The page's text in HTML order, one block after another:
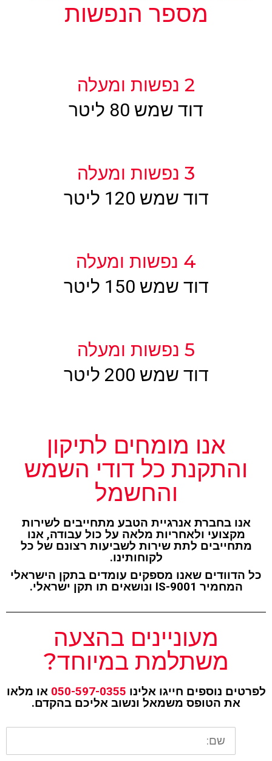
מספר הנפשות
2 נפשות ומעלה
דוד שמש 80 ליטר
3 נפשות ומעלה
דוד שמש 120 ליטר
4 נפשות ומעלה
דוד שמש 150 ליטר
5 נפשות ומעלה
דוד שמש 200 ליטר
אנו מומחים לתיקון
והתקנת כל דודי השמש
והחשמל
אנו בחברת אנרגיית הטבע מתחייבים לשירות
מקצועי ולאחריות מלאה על כול עבודה, אנו
מתחייבים לתת שירות לשביעות רצונם של כל
לקוחותינו.
כל הדוודים שאנו מספקים עומדים בתקן הישראלי
המחמיר IS-9001 ונושאים תו תקן ישראלי.
מעוניינים בהצעה
משתלמת במיוחד?
לפרטים נוספים חייגו אלינו 050-597-0355 או מלאו
את הטופס משמאל ונשוב אליכם בהקדם.
שם